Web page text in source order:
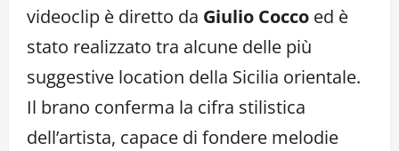
videoclip è diretto da Giulio Cocco ed è
stato realizzato tra alcune delle più
suggestive location della Sicilia orientale.
Il brano conferma la cifra stilistica
dell’artista, capace di fondere melodie